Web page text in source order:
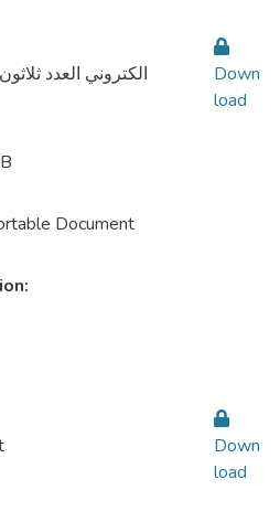
Document
Down
load
Down
load